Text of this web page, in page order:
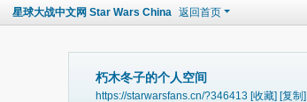
星球大战中文网 Star Wars China 返回首页
朽木冬子的个人空间
https://starwarsfans.cn/?346413 [收藏] [复制]